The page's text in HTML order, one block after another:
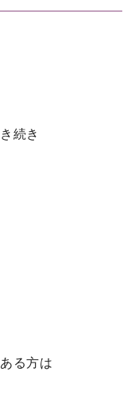
続き
る方は